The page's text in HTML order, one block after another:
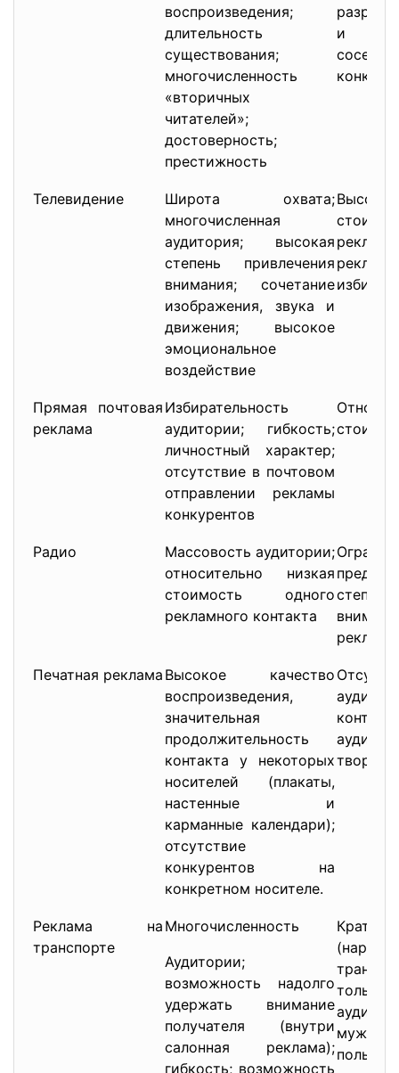
воспроизведения;
длительность
существования;
многочисленность
«вторичных
читателей»;
достоверность;
престижность
разрыв
и
Телевидение
Широта охвата;
многочисленная
аудитория; высокая
степень привлечения
внимания; сочетание
изображения, звука и
движения; высокое
эмоциональное
воздействие
Прямая почтовая
реклама
Избирательность
аудитории; гибкость;
личностный характер;
отсутствие в почтовом
отправлении рекламы
конкурентов
Радио
Массовость аудитории;
относительно низкая
стоимость одного
рекламного контакта
Печатная реклама Высокое качество
воспроизведения,
значительная
продолжительность
контакта у некоторых
носителей (плакаты,
настенные и
карманные календари);
отсутствие
конкурентов на
конкретном носителе.
Реклама на
транспорте
Многочисленность
Аудитории;
возможность надолго
удержать внимание
получателя (внутри
салонная реклама);
гибкость; возможность